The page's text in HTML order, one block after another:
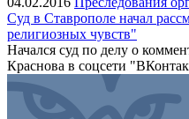
Суд в Ставрополе начал
религиозных чувств"
Начался суд по делу о
Краснова в соцсети